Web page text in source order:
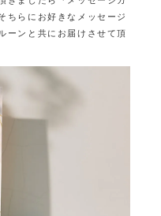
ちらにお好きなメッセージ
ーンと共にお届けさせて頂